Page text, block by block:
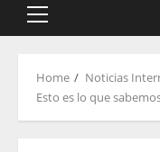
Primary
Home
Noticias
Esto es lo que